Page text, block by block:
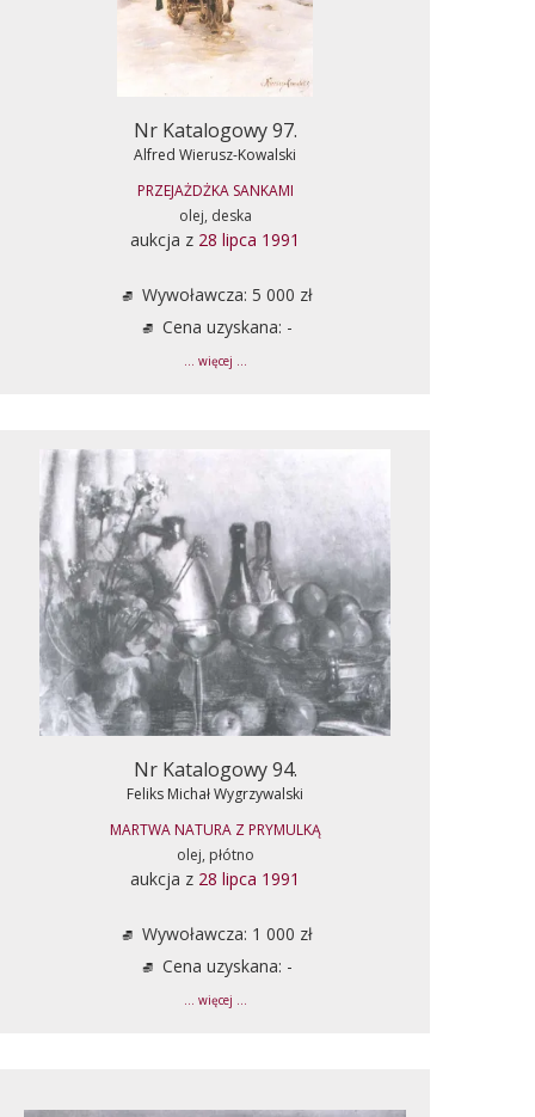
Nr Katalogowy 97.
Alfred Wierusz-Kowalski
PRZEJAŻDŻKA SANKAMI
olej, deska
aukcja z 28 lipca 1991
Wywoławcza: 5 000 zł
Cena uzyskana: -
... więcej ...
Nr Katalogowy 94.
Feliks Michał Wygrzywalski
MARTWA NATURA Z PRYMULKĄ
olej, płótno
aukcja z 28 lipca 1991
Wywoławcza: 1 000 zł
Cena uzyskana: -
... więcej ...